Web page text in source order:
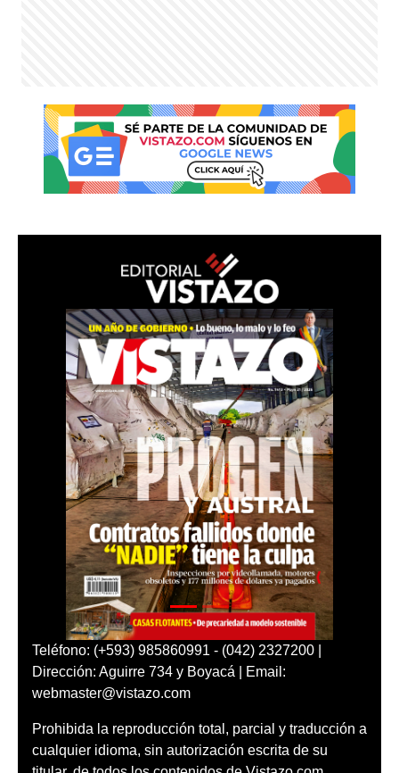
Teléfono: (+593) 985860991 - (042) 2327200 |
Dirección: Aguirre 734 y Boyacá | Email:
webmaster@vistazo.com
Prohibida la reproducción total, parcial y traducción a
cualquier idioma, sin autorización escrita de su